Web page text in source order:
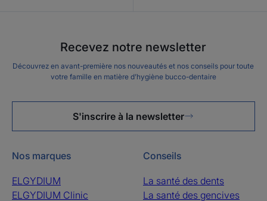
Recevez notre newsletter
Découvrez en avant-première nos nouveautés et nos conseils pour toute
votre famille en matière d’hygiène bucco-dentaire
S'inscrire à la newsletter
Nos marques
ELGYDIUM
ELGYDIUM Clinic
Conseils
La santé des dents
La santé des gencives